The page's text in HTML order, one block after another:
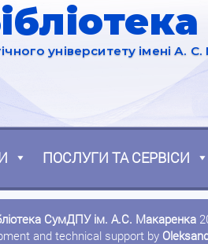
університету імені А.
ПОСЛУГИ ТА СЕРВІСИ
СумДПУ ім. А.С. Макаренка
and technical support by